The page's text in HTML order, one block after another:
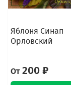
Яблоня Синап
Орловский
От200 ₽